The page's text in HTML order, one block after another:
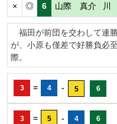
× ◎ 6 山際 真介 川
福田が前団を交わして連
が、小原も僅差で好勝負必
際。
3 = 4 - 5 6
3 = 5 - 4 6